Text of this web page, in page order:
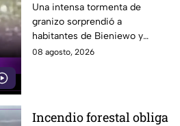
vehículos en Polonia
Una intensa tormenta de
granizo sorprendió a
habitantes de Bieniewo y
provocó daños en los cristales
08 agosto, 2026
Incendio forestal obliga